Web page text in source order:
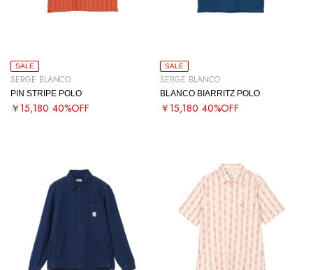
SALE
SERGE BLANCO
PIN STRIPE POLO
￥15,180 40%OFF
SALE
SERGE BLANCO
BLANCO BIARRITZ POLO
￥15,180 40%OFF